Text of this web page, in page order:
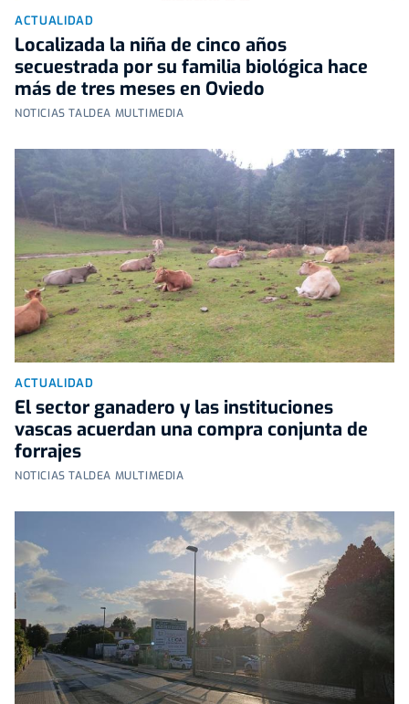
ACTUALIDAD
Localizada la niña de cinco años
secuestrada por su familia biológica hace
más de tres meses en Oviedo
NOTICIAS TALDEA MULTIMEDIA
ACTUALIDAD
El sector ganadero y las instituciones
vascas acuerdan una compra conjunta de
forrajes
NOTICIAS TALDEA MULTIMEDIA